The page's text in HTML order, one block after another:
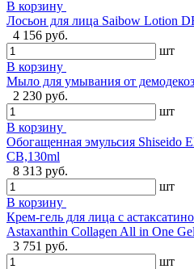
В корзину
Лосьон для лица Saibow Lotion
4 156 руб.
шт
В корзину
Мыло для умывания от
2 230 руб.
шт
В корзину
Обогащенная эмульсия Shiseido
CB,130ml
8 313 руб.
шт
В корзину
Крем-гель для лица с
Astaxanthin Collagen All in One
3 751 руб.
шт